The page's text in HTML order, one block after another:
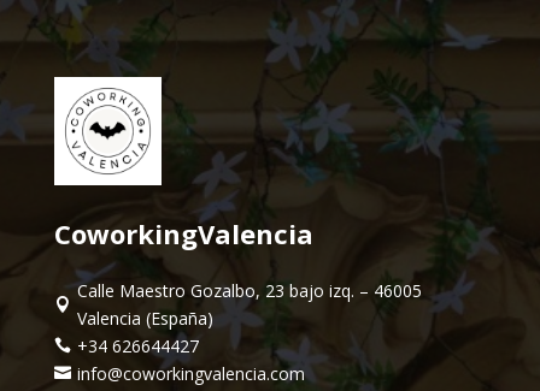
CoworkingValencia

Calle Maestro Gozalbo, 23 bajo izq. – 46005
Valencia (España)
 +34 626644427
 info@coworkingvalencia.com